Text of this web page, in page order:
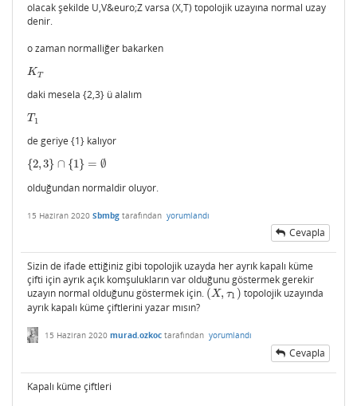
olacak şekilde U,V&euro;Z varsa (X,T) topolojik uzayına normal uzay
denir.
o zaman normalliğer bakarken
K T
KT
daki mesela {2,3} ü alalım
T 1
T1
de geriye {1} kalıyor
{2, 3} ∩ {1} = ∅
{2,3 }∩ {1}= ∅
olduğundan normaldir oluyor.
15 Haziran 2020 Sbmbg tarafından yorumlandı
Cevapla
Sizin de ifade ettiğiniz gibi topolojik uzayda her ayrık kapalı küme
çifti için ayrık açık komşulukların var olduğunu göstermek gerekir
uzayın normal olduğunu göstermek için. (X, τ1 )
(X,τ1)
topolojik uzayında
ayrık kapalı küme çiftlerini yazar mısın?
15 Haziran 2020 murad.ozkoc tarafından yorumlandı
Cevapla
Kapalı küme çiftleri